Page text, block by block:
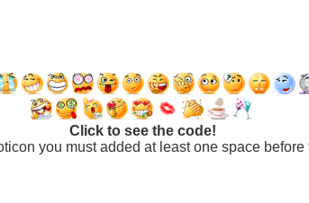
Click to see the code!
you must added at least one space before